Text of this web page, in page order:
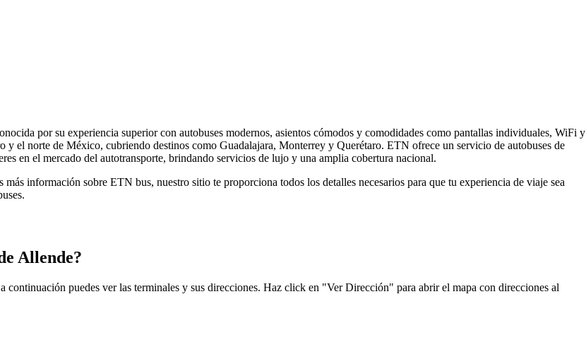
por su experiencia superior con autobuses modernos, asientos cómodos y comodidades como pantallas individuales, WiFi y
y el norte de México, cubriendo destinos como Guadalajara, Monterrey y Querétaro. ETN ofrece un servicio de autobuses de
en el mercado del autotransporte, brindando servicios de lujo y una amplia cobertura nacional.
información sobre ETN bus, nuestro sitio te proporciona todos los detalles necesarios para que tu experiencia de viaje sea
Allende?
puedes ver las terminales y sus direcciones. Haz click en "Ver Dirección" para abrir el mapa con direcciones al